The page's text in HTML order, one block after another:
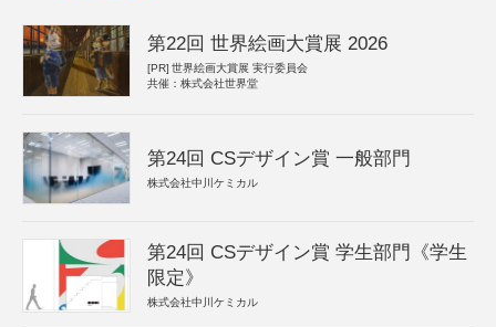
第22回 世界絵画大賞展 2026
[PR] 世界絵画大賞展 実行委員会
共催：株式会社世界堂
第24回 CSデザイン賞 一般部門
株式会社中川ケミカル
第24回 CSデザイン賞 学生部門《学生
限定》
株式会社中川ケミカル